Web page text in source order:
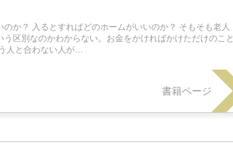
か？ 入るとすればどのホームがいいのか？ そもそも老人
区別なのかわからない。お金をかければかけただけのこと
人と合わない人が…
書籍ページ